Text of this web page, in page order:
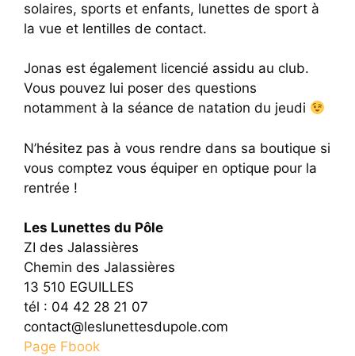
solaires, sports et enfants, lunettes de sport à
la vue et lentilles de contact.
Jonas est également licencié assidu au club.
Vous pouvez lui poser des questions
notamment à la séance de natation du jeudi
N’hésitez pas à vous rendre dans sa boutique si
vous comptez vous équiper en optique pour la
rentrée !
Les Lunettes du Pôle
ZI des Jalassières
Chemin des Jalassières
13 510 EGUILLES
tél : 04 42 28 21 07
contact@leslunettesdupole.com
Page Fbook